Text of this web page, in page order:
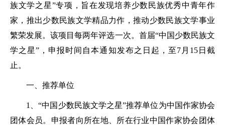
族文学之星”专项，旨在发现培养少数民族优秀中青年作
家，推出少数民族文学精品力作，推动少数民族文学事业
繁荣发展。该项目每两年评选一次。首届“中国少数民族文
学之星”，申报时间自本通知发布之日起，至7月15日截
止。
一、推荐单位
1、“中国少数民族文学之星”推荐单位为中国作家协会
团体会员。申报者向所在地、所在行业中国作家协会团体